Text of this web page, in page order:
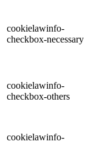
cookielawinfo-
checkbox-necessary
cookielawinfo-
checkbox-others
cookielawinfo-